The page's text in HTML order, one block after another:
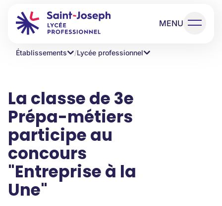
MENU
Établissements /Lycée professionnel
La classe de 3e
Prépa-métiers
participe au
concours
"Entreprise à la
Une"